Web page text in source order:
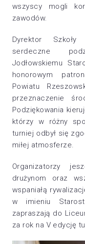
wszyscy mogli
zawodów.
Dyrektor Szkoły
serdeczne
Jodłowskiemu
honorowym
Powiatu
przeznaczenie
Podziękowania
którzy w różny
turniej odbył się
miłej atmosferze.
Organizatorzy
drużynom oraz
wspaniałą
w imieniu
zapraszają do
za rok na V edycję